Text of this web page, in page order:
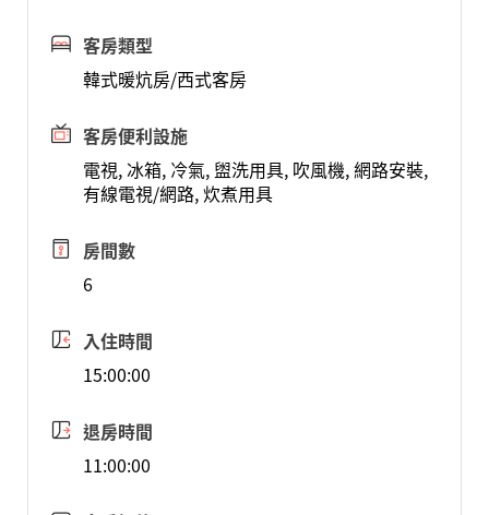
客房類型
韓式暖炕房/西式客房
客房便利設施
電視, 冰箱, 冷氣, 盥洗用具, 吹風機, 網路安裝,
有線電視/網路, 炊煮用具
房間數
6
入住時間
15:00:00
退房時間
11:00:00